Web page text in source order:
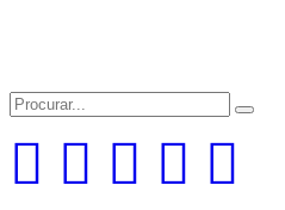
Search
for: